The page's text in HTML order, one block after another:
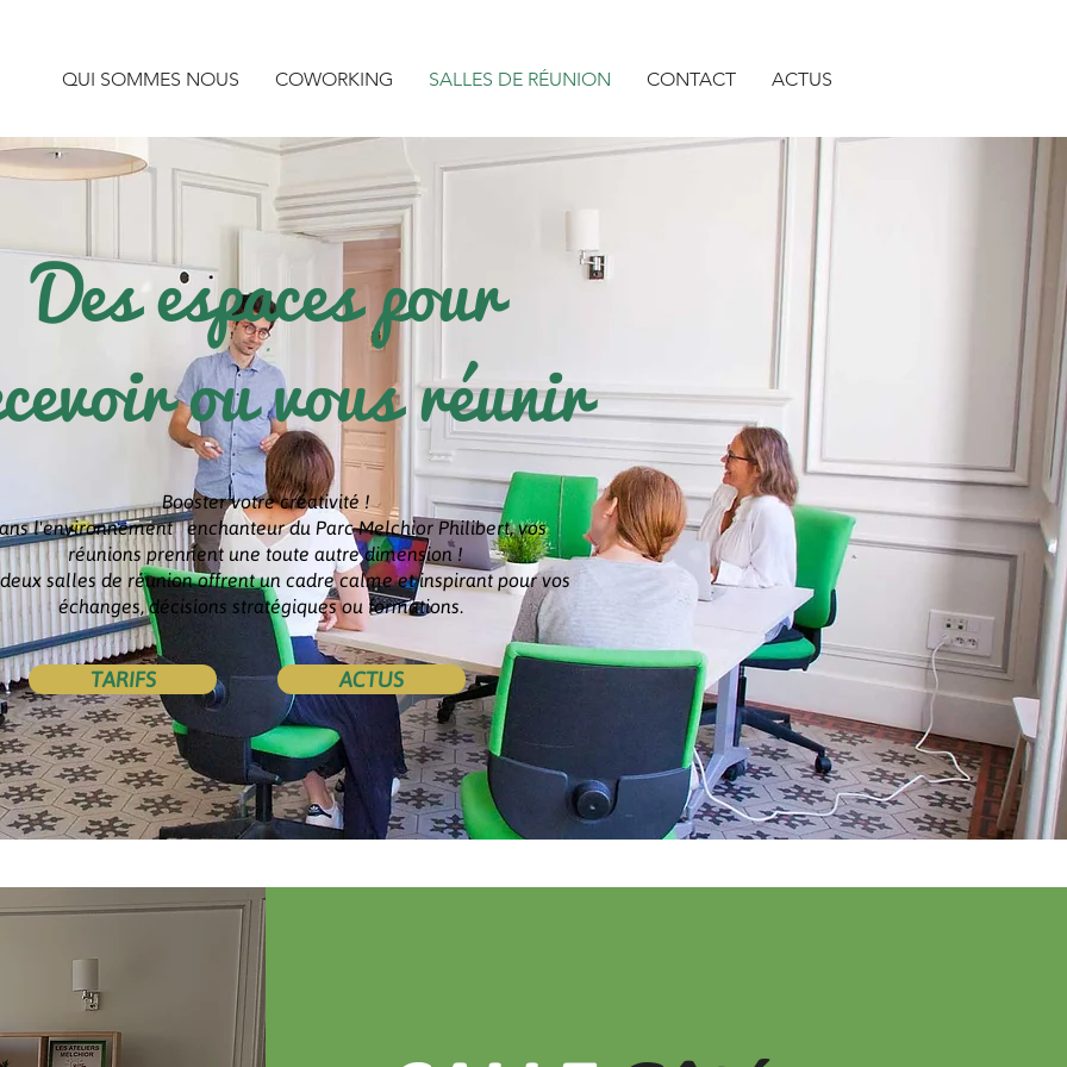
QUI SOMMES NOUS COWORKING SALLES DE RÉUNION CONTACT ACTUS
Des espaces pour
ou vous réunir
Booster votre créativité !
l'environnement enchanteur du Parc Melchior Philibert, vos
réunions prennent une toute autre dimension !
salles de réunion offrent un cadre calme et inspirant pour vos
échanges, décisions stratégiques ou formations.
TARIFS ACTUS